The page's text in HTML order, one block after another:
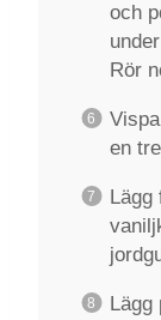
och
Rör
en